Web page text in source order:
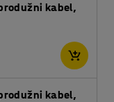
kabel,
kabel,